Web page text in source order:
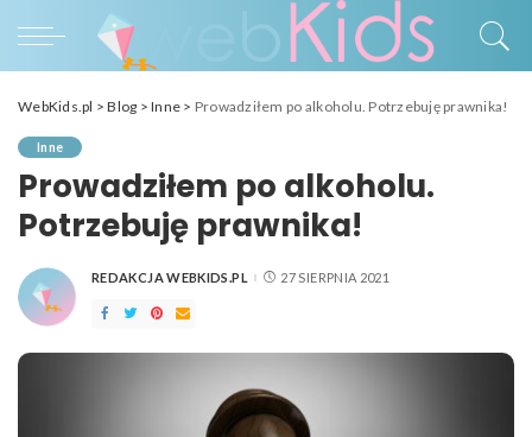
WebKids.pl >Blog >Inne > Prowadziłem po alkoholu. Potrzebuję prawnika!
Inne
Prowadziłem po alkoholu.
Potrzebuję prawnika!
POSTED
REDAKCJA WEBKIDS.PL 27 SIERPNIA 2021